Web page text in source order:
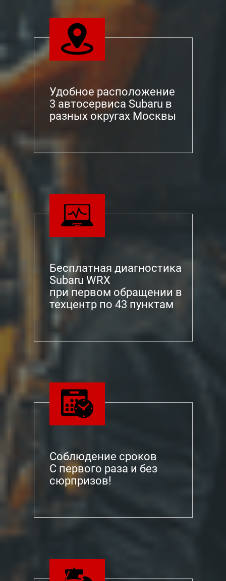
Удобное расположение
3 автосервиса Subaru в
разных округах Москвы
Бесплатная диагностика
Subaru WRX
при первом обращении в
техцентр по 43 пунктам
Соблюдение сроков
С первого раза и без
сюрпризов!